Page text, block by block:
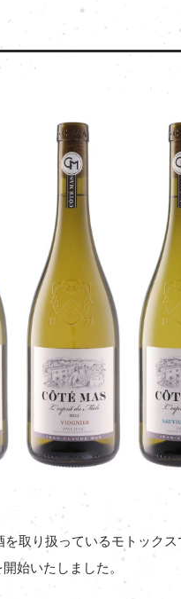
取り扱っているモトック
始いたしました。